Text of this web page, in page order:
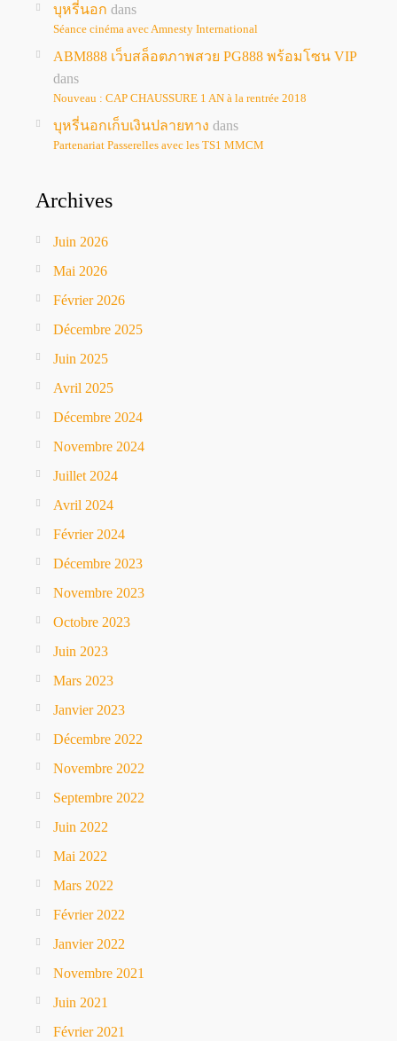
บุหรี่นอก dans
Séance cinéma avec Amnesty International
ABM888 เว็บสล็อตภาพสวย PG888 พร้อมโซน VIP
dans
Nouveau : CAP CHAUSSURE 1 AN à la rentrée 2018
บุหรี่นอกเก็บเงินปลายทาง dans
Partenariat Passerelles avec les TS1 MMCM
Archives
Juin 2026
Mai 2026
Février 2026
Décembre 2025
Juin 2025
Avril 2025
Décembre 2024
Novembre 2024
Juillet 2024
Avril 2024
Février 2024
Décembre 2023
Novembre 2023
Octobre 2023
Juin 2023
Mars 2023
Janvier 2023
Décembre 2022
Novembre 2022
Septembre 2022
Juin 2022
Mai 2022
Mars 2022
Février 2022
Janvier 2022
Novembre 2021
Juin 2021
Février 2021